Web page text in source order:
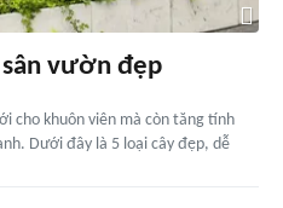
vườn đẹp
cho khuôn viên mà còn tăng tính
Dưới đây là 5 loại cây đẹp, dễ